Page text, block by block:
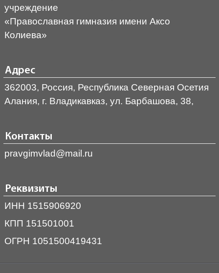
учреждение
«Православная гимназия имени Аксо
Колиева»
Адрес
362003, Россия, Республика Северная Осетия
Алания, г. Владикавказ, ул. Барбашова, 38,
Контакты
pravgimvlad@mail.ru
Реквизиты
ИНН 1515906920
КПП 151501001
ОГРН 1051500419431